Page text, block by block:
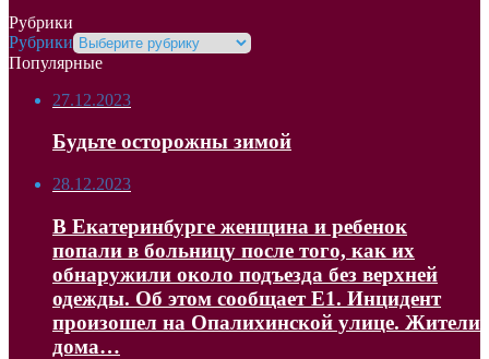
Рубрики
Рубрики
Популярные
27.12.2023
Будьте осторожны зимой
28.12.2023
В Екатеринбурге женщина и ребенок
попали в больницу после того, как их
обнаружили около подъезда без верхней
одежды. Об этом сообщает Е1. Инцидент
произошел на Опалихинской улице. Жители
дома…